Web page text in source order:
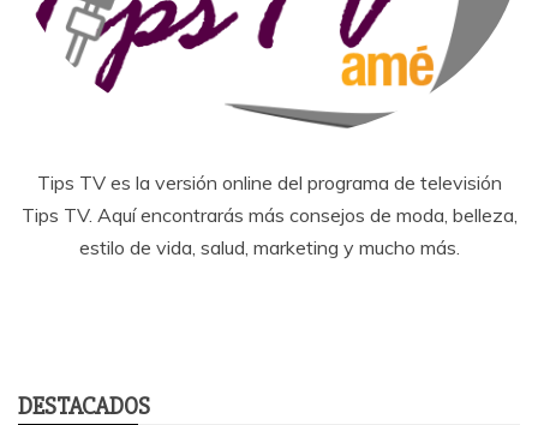
Tips TV es la versión online del programa de televisión
Tips TV. Aquí encontrarás más consejos de moda, belleza,
estilo de vida, salud, marketing y mucho más.
DESTACADOS